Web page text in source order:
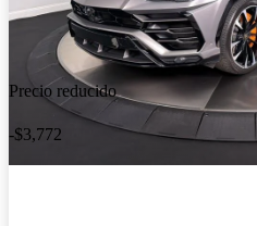
Precio reducido
-$3,772